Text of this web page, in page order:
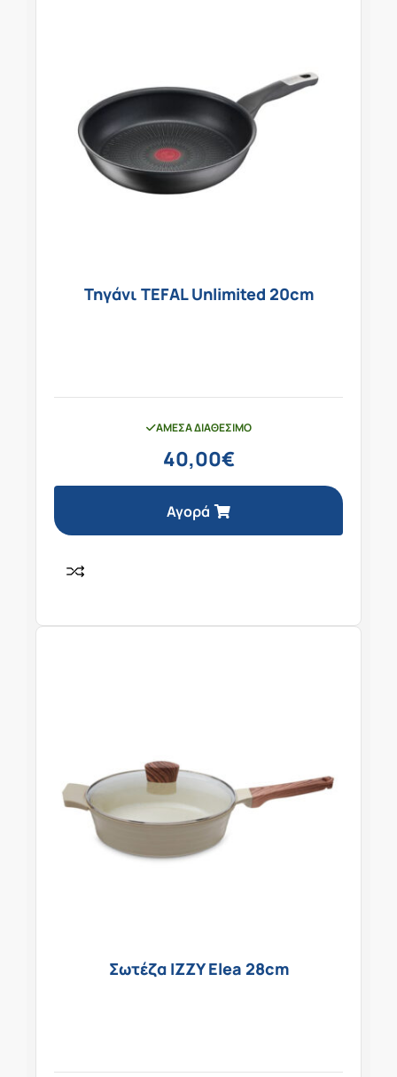
Τηγάνι TEFAL Unlimited 20cm
ΆΜΕΣΑ ΔΙΑΘΈΣΙΜΟ
40,00€
Αγορά
Σωτέζα IZZY Elea 28cm